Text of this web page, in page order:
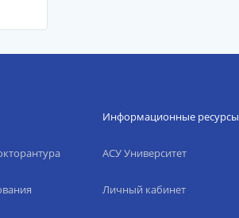
Информационные ресурсы
АСУ Университет
Личный кабинет